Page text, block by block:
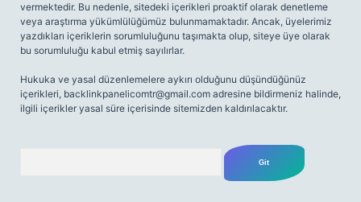
vermektedir. Bu nedenle, sitedeki içerikleri proaktif olarak denetleme
veya araştırma yükümlülüğümüz bulunmamaktadır. Ancak, üyelerimiz
yazdıkları içeriklerin sorumluluğunu taşımakta olup, siteye üye olarak
bu sorumluluğu kabul etmiş sayılırlar.
Hukuka ve yasal düzenlemelere aykırı olduğunu düşündüğünüz
içerikleri, backlinkpanelicomtr@gmail.com adresine bildirmeniz halinde,
ilgili içerikler yasal süre içerisinde sitemizden kaldırılacaktır.